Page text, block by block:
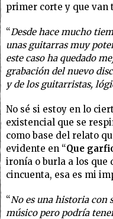
primer corte y que van
“Desde hace mucho
unas guitarras muy
este caso ha quedado
grabación del nuevo
y de los guitarristas,
No sé si estoy en lo
existencial que se
como base del relato
evidente en “Que
ironía o burla a los que
cincuenta, esa es mi
“No es una historia con
músico pero podría